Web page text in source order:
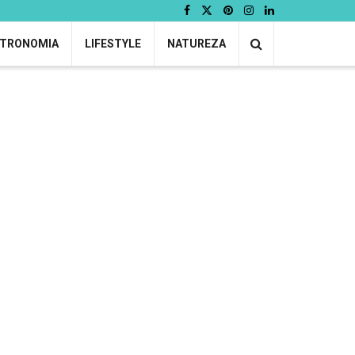
LIFESTYLE NATUREZA